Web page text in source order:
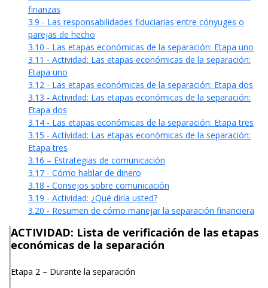
finanzas
3.9 - Las responsabilidades fiduciarias entre cónyuges o
parejas de hecho
3.10 - Las etapas económicas de la separación: Etapa uno
3.11 - Actividad: Las etapas económicas de la separación:
Etapa uno
3.12 - Las etapas económicas de la separación: Etapa dos
3.13 - Actividad: Las etapas económicas de la separación:
Etapa dos
3.14 - Las etapas económicas de la separación: Etapa tres
3.15 - Actividad: Las etapas económicas de la separación:
Etapa tres
3.16 – Estrategias de comunicación
3.17 - Cómo hablar de dinero
3.18 - Consejos sobre comunicación
3.19 - Actividad: ¿Qué diría usted?
3.20 - Resumen de cómo manejar la separación financiera
ACTIVIDAD: Lista de verificación de las etapas
económicas de la separación
Etapa 2 – Durante la separación